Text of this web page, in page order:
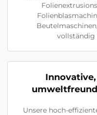
vollständig
Unsere hoch-